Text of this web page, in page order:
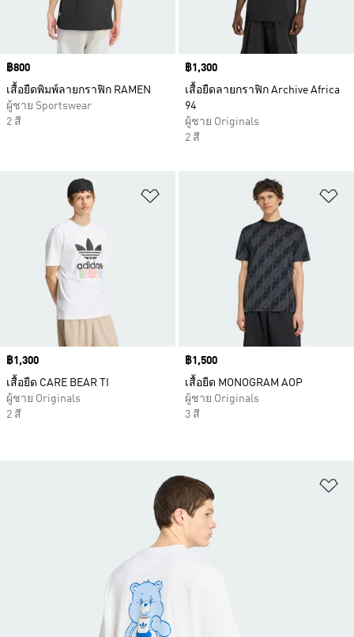
Price
฿800
เสื้อยืดพิมพ์ลายกราฟิก RAMEN
ผู้ชาย Sportswear
2 สี
Price
฿1,300
เสื้อยืดลายกราฟิก Archive Africa
94
ผู้ชาย Originals
2 สี
เพิ่มไปยังรายการสินค้าโปรด
Price
฿1,300
เสื้อยืด CARE BEAR TI
ผู้ชาย Originals
2 สี
Price
฿1,500
เสื้อยืด MONOGRAM AOP
ผู้ชาย Originals
3 สี